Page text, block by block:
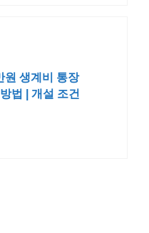
원 생계비 통장
법 | 개설 조건